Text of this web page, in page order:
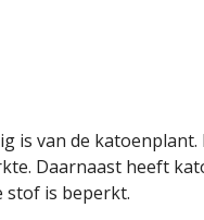
is van de
Daarnaast heeft
stof is beperkt.